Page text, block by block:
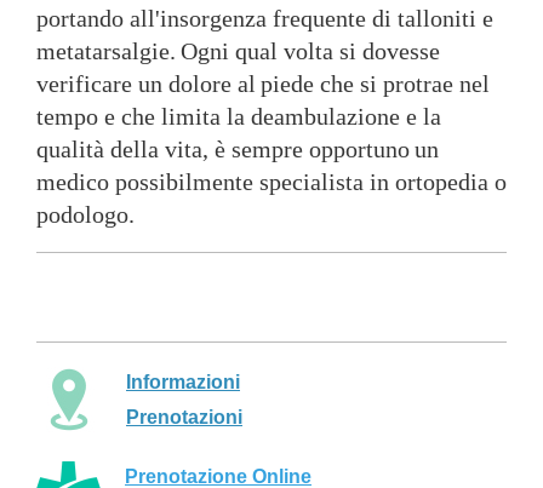
portando all'insorgenza frequente di talloniti e
metatarsalgie. Ogni qual volta si dovesse
verificare un dolore al piede che si protrae nel
tempo e che limita la deambulazione e la
qualità della vita, è sempre opportunoun
medico possibilmente specialista in ortopedia o
podologo.
Informazioni
Prenotazioni
Prenotazione Online